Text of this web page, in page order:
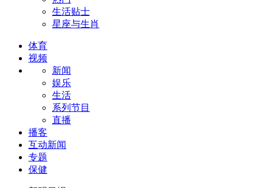
生活贴士
星座与生肖
体育
视频
新闻
娱乐
生活
系列节目
直播
播客
互动新闻
专题
保健